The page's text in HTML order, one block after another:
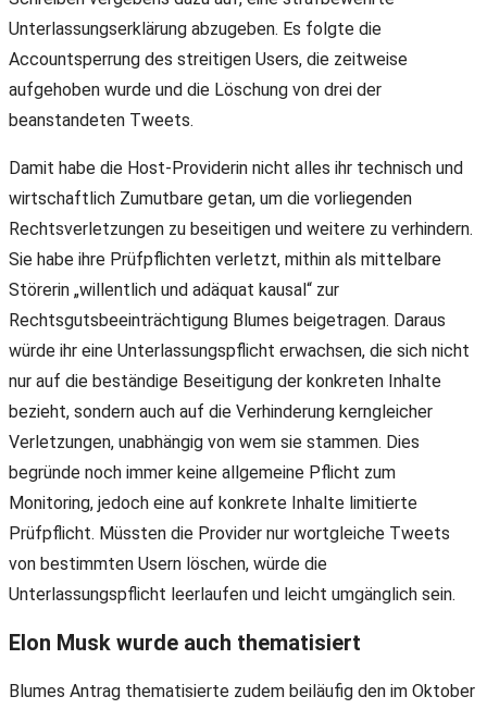
Unterlassungserklärung abzugeben. Es folgte die
Accountsperrung des streitigen Users, die zeitweise
aufgehoben wurde und die Löschung von drei der
beanstandeten Tweets.
Damit habe die Host-Providerin nicht alles ihr technisch und
wirtschaftlich Zumutbare getan, um die vorliegenden
Rechtsverletzungen zu beseitigen und weitere zu verhindern.
Sie habe ihre Prüfpflichten verletzt, mithin als mittelbare
Störerin „willentlich und adäquat kausal“ zur
Rechtsgutsbeeinträchtigung Blumes beigetragen. Daraus
würde ihr eine Unterlassungspflicht erwachsen, die sich nicht
nur auf die beständige Beseitigung der konkreten Inhalte
bezieht, sondern auch auf die Verhinderung kerngleicher
Verletzungen, unabhängig von wem sie stammen. Dies
begründe noch immer keine allgemeine Pflicht zum
Monitoring, jedoch eine auf konkrete Inhalte limitierte
Prüfpflicht. Müssten die Provider nur wortgleiche Tweets
von bestimmten Usern löschen, würde die
Unterlassungspflicht leerlaufen und leicht umgänglich sein.
Elon Musk wurde auch thematisiert
Blumes Antrag thematisierte zudem beiläufig den im Oktober